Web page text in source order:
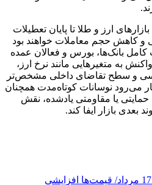
ارز و طلا تا پایان تعطیلات
و کاهش حجم معاملات خواهند بود
کامل بانک‌ها، بورس و فعالان عمده
به متغیرهایی مانند نرخ ارز،
و سطح تقاضای داخلی مشخص‌تر
می‌رود نوسانات کوتاه‌مدت همچنان
یا مقاومتی یادشده، نقش
بعدی بازار ایفا کند.